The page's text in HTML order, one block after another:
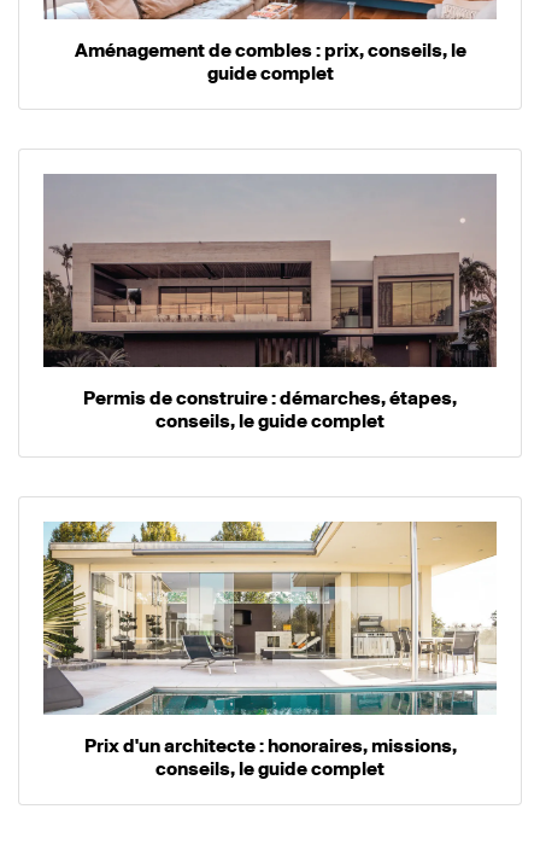
Aménagement de combles : prix, conseils, le
guide complet
Permis de construire : démarches, étapes,
conseils, le guide complet
Prix d'un architecte : honoraires, missions,
conseils, le guide complet